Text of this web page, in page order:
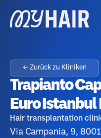
← Zurück zu Kliniken
Trapianto
Euro Istanbul
Hair transplantation
Via Campania, 9,